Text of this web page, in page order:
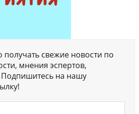
получать свежие новости по
мнения эспертов,
на нашу